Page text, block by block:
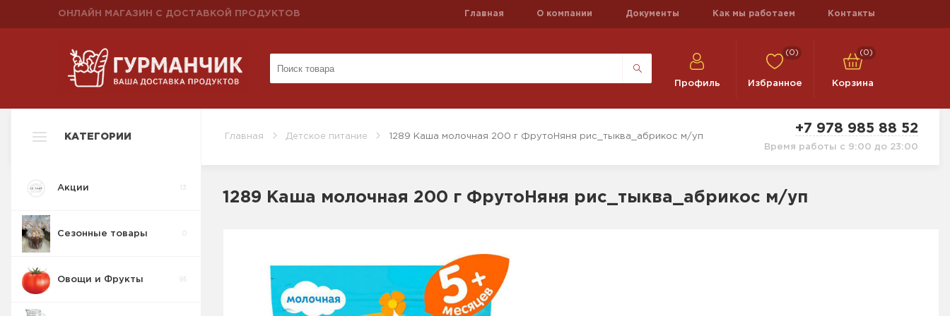
ОНЛАЙН МАГАЗИН С ДОСТАВКОЙ ПРОДУКТОВ Главная О компании Документы Как мы работаем Контакты
Профиль
(0)
Избранное
(0)
Корзина
Главная Детское питание 1289 Каша молочная 200 г ФрутоНяня рис_тыква_абрикос м/уп
+7 978 985 88 52
Время работы с 9:00 до 23:00
КАТЕГОРИИ
Акции 13
Сезонные товары
Овощи и Фрукты 95
1289 Каша молочная 200 г ФрутоНяня рис_тыква_абрикос м/уп